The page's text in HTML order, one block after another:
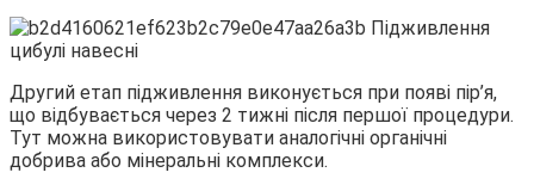
Другий етап підживлення виконується при появі пір’я,
що відбувається через 2 тижні після першої процедури.
Тут можна використовувати аналогічні органічні
добрива або мінеральні комплекси.